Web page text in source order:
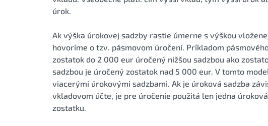
úrok.
Ak výška úrokovej sadzby rastie úmerne s výškou
hovoríme o tzv. pásmovom úročení. Príkladom
zostatok do 2 000 eur úročený nižšou sadzbou ako
sadzbou je úročený zostatok nad 5 000 eur. V tomto
viacerými úrokovými sadzbami. Ak je úroková sadzba
vkladovom účte, je pre úročenie použitá len jedna
zostatku.